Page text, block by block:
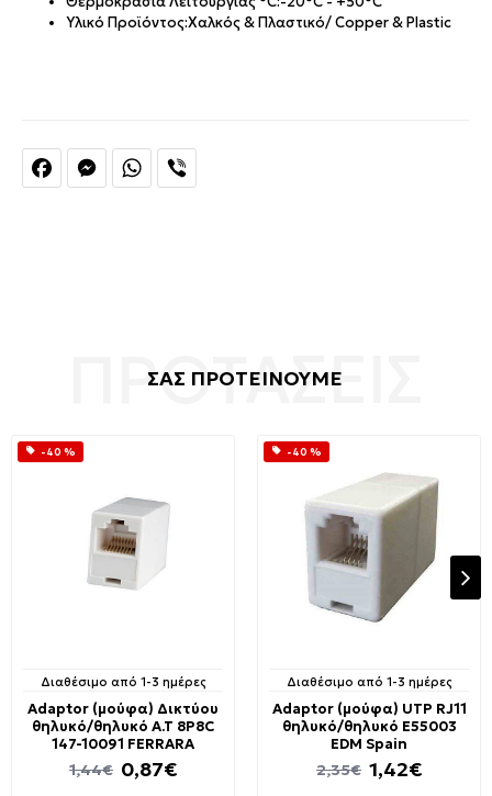
FacebookMessengerWhatsApp
Υλικό Προϊόντος:Χαλκός & Πλαστικό/ Copper & Plastic
ΣΑΣ ΠΡΟΤΕΙΝΟΥΜΕ
-40 %
Διαθέσιμο από 1-3 ημέρες
Adaptor (μούφα) Δικτύου
θηλυκό/θηλυκό A.T 8P8C
147-10091 FERRARA
0,87€
1,44€
-40 %
Διαθέσιμο από 1-3 ημέρες
Adaptor (μούφα) UTP RJ11
θηλυκό/θηλυκό E55003​​
EDM Spain
1,42€
2,35€